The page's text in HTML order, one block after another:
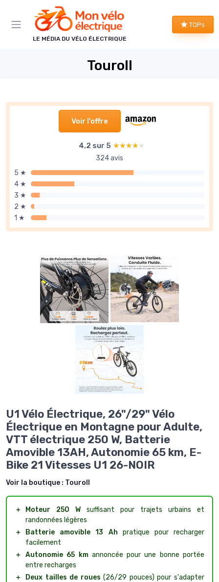
LE MÉDIA DU VÉLO ÉLECTRIQUE
TOPs
Touroll
Voir l'offre
4,2 sur 5 ★★★★★
★★★★★
324 avis
5 ★
4 ★
3 ★
2 ★
1 ★
U1 Vélo Électrique, 26"/29" Vélo
Électrique en Montagne pour Adulte,
VTT électrique 250 W, Batterie
Amovible 13AH, Autonomie 65 km, E-
Bike 21 Vitesses U1 26-NOIR
Voir la boutique : Touroll
＋ Moteur 250 W suffisant pour trajets urbains et
randonnées légères
＋
Batterie amovible 13 Ah pratique pour recharger
facilement
＋ Autonomie 65 kmannoncée pour une bonne portée
entre recharges
＋
Deux tailles de roues (26/29 pouces) pour s'adapter
Panneau de gestion des cookies